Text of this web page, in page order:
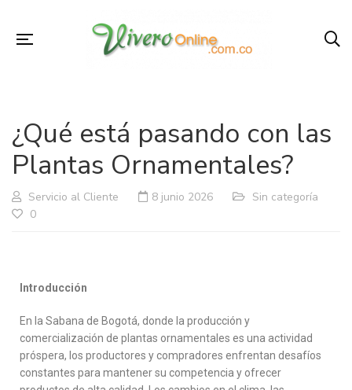
¿Qué está pasando con las
Plantas Ornamentales?
Servicio al Cliente 8 junio 2026
Sin categoría
0
Introducción
En la Sabana de Bogotá, donde la producción y
comercialización de plantas ornamentales es una actividad
próspera, los productores y compradores enfrentan desafíos
constantes para mantener su competencia y ofrecer